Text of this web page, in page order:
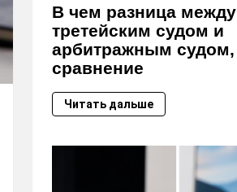
В чем разница между
третейским судом и
арбитражным судом,
сравнение
Читать дальше